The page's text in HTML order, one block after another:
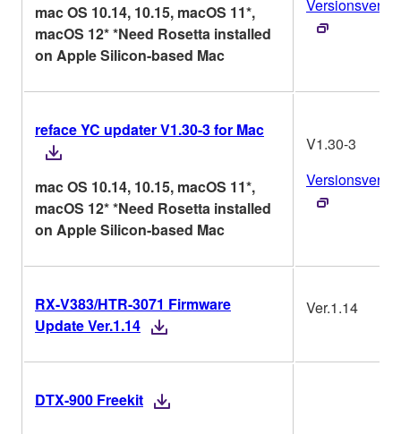
mac OS 10.14, 10.15, macOS 11*,
macOS 12* *Need Rosetta installed
on Apple Silicon-based Mac
reface YC updater V1.30-3 for Mac
mac OS 10.14, 10.15, macOS 11*,
macOS 12* *Need Rosetta installed
on Apple Silicon-based Mac
V1.30-3
RX-V383/HTR-3071 Firmware
Update Ver.1.14
Ver.1.14
DTX-900 Freekit